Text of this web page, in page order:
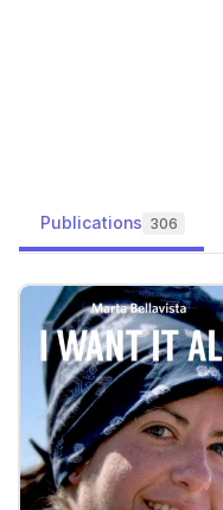
Publications 306